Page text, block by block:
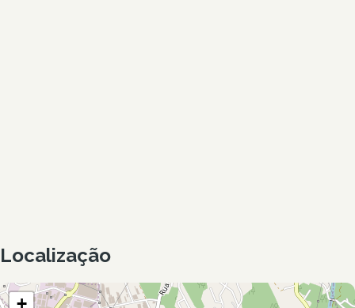
Localização
+